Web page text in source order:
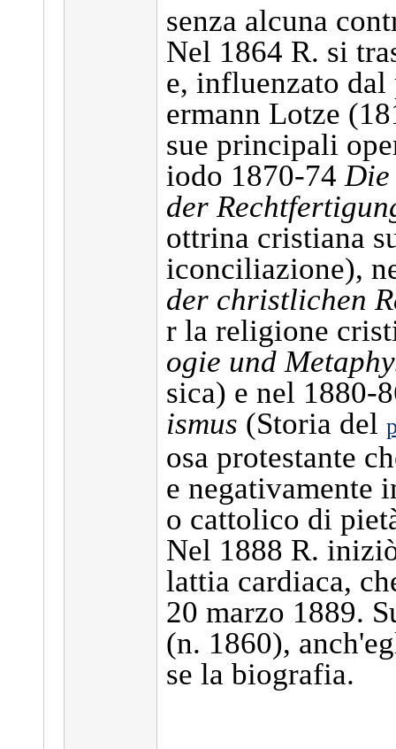
senza alcuna
Nel 1864 R. si
e, influenzato
ermann Lotze
sue principali
iodo 1870-74Die
der
ottrina cristiana
iconciliazione),
der christlichen
r la religione
ogie und
sica) e nel 1880-
ismus (Storia del
osa protestante
e negativamente
o cattolico di
Nel 1888 R.
lattia cardiaca,
20 marzo 1889.
(n. 1860),
se la biografia.